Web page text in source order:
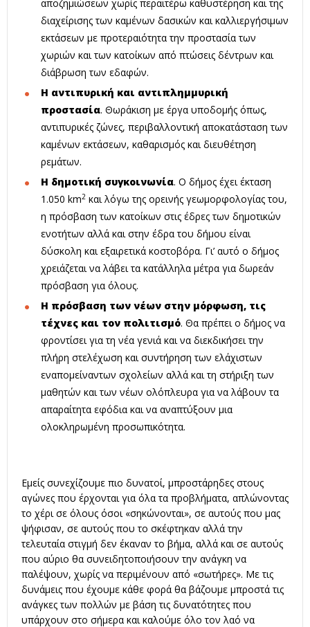
αποζημιώσεων χωρίς περαιτέρω καθυστέρηση και της
διαχείρισης των καμένων δασικών και καλλιεργήσιμων
εκτάσεων με προτεραιότητα την προστασία των
χωριών και των κατοίκων από πτώσεις δέντρων και
διάβρωση των εδαφών.
Η αντιπυρική και αντιπλημμυρική
προστασία. Θωράκιση με έργα υποδομής όπως,
αντιπυρικές ζώνες, περιβαλλοντική αποκατάσταση των
καμένων εκτάσεων, καθαρισμός και διευθέτηση
ρεμάτων.
Η δημοτική συγκοινωνία. Ο δήμος έχει έκταση
1.050 km2 και λόγω της ορεινής γεωμορφολογίας του,
η πρόσβαση των κατοίκων στις έδρες των δημοτικών
ενοτήτων αλλά και στην έδρα του δήμου είναι
δύσκολη και εξαιρετικά κοστοβόρα. Γι’ αυτό ο δήμος
χρειάζεται να λάβει τα κατάλληλα μέτρα για δωρεάν
πρόσβαση για όλους.
Η πρόσβαση των νέων στην μόρφωση, τις
τέχνες και τον πολιτισμό. Θα πρέπει ο δήμος να
φροντίσει για τη νέα γενιά και να διεκδικήσει την
πλήρη στελέχωση και συντήρηση των ελάχιστων
εναπομείναντων σχολείων αλλά και τη στήριξη των
μαθητών και των νέων ολόπλευρα για να λάβουν τα
απαραίτητα εφόδια και να αναπτύξουν μια
ολοκληρωμένη προσωπικότητα.
Εμείς συνεχίζουμε πιο δυνατοί, μπροστάρηδες στους
αγώνες που έρχονται για όλα τα προβλήματα, απλώνοντας
το χέρι σε όλους όσοι «σηκώνονται», σε αυτούς που μας
ψήφισαν, σε αυτούς που το σκέφτηκαν αλλά την
τελευταία στιγμή δεν έκαναν το βήμα, αλλά και σε αυτούς
που αύριο θα συνειδητοποιήσουν την ανάγκη να
παλέψουν, χωρίς να περιμένουν από «σωτήρες». Με τις
δυνάμεις που έχουμε κάθε φορά θα βάζουμε μπροστά τις
ανάγκες των πολλών με βάση τις δυνατότητες που
υπάρχουν στο σήμερα και καλούμε όλο τον λαό να